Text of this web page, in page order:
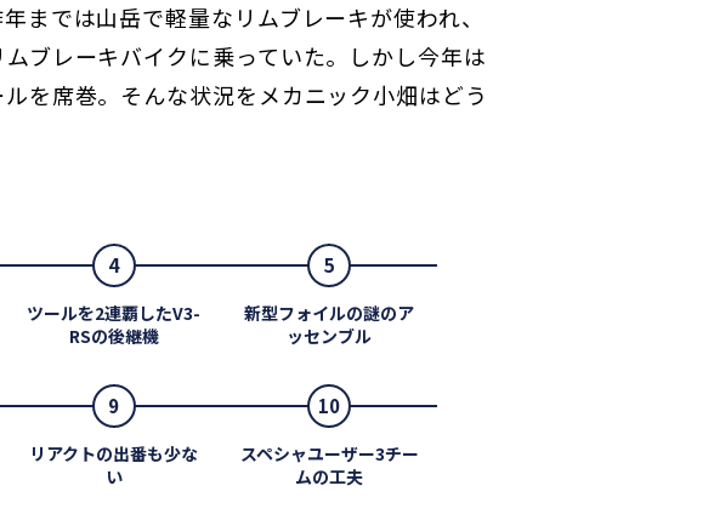
までは山岳で軽量なリムブレーキが使われ、
ブレーキバイクに乗っていた。しかし今年は
を席巻。そんな状況をメカニック小畑はどう
4
ツールを2連覇したV3-
RSの後継機
5
新型フォイルの謎のア
ッセンブル
9
リアクトの出番も少な
い
10
スペシャユーザー3チー
ムの工夫